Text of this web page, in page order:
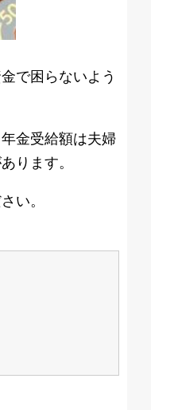
で困らないよう
金受給額は夫婦
ります。
い。